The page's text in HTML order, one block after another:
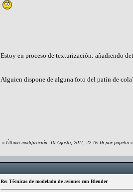
Estoy en proceso de texturización: añadiendo
Alguien dispone de alguna foto del patín de
« Última modificación: 10 Agosto, 2011, 22:16:16 por papelin »
Re: Técnicas de modelado de aviones con Blender